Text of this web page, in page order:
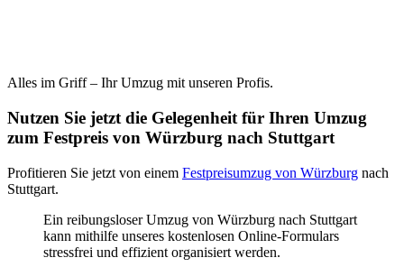
Alles im Griff – Ihr Umzug mit unseren Profis.
Nutzen Sie jetzt die Gelegenheit für Ihren Umzug
zum Festpreis von Würzburg nach Stuttgart
Profitieren Sie jetzt von einem Festpreisumzug von Würzburg nach
Stuttgart.
Ein reibungsloser Umzug von Würzburg nach Stuttgart
kann mithilfe unseres kostenlosen Online-Formulars
stressfrei und effizient organisiert werden.